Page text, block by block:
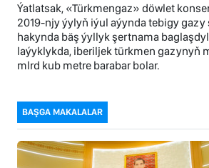
Ýatlatsak, «Türkmengaz» döwlet
2019-njy ýylyň iýul aýynda tebigy
hakynda bäş ýyllyk şertnama
laýyklykda, iberiljek türkmen gazynyň
mlrd kub metre barabar bolar.
BAŞGA MAKALALAR